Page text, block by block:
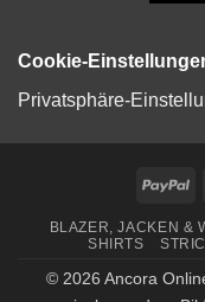
Cookie-
Privatsphäre-
BLAZER, JACKEN &
SHIRTS
© 2026 Ancora